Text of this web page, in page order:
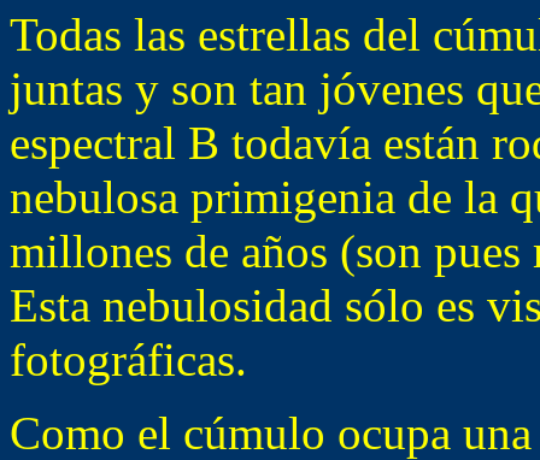
Todas las estrellas del
juntas y son tan jóvenes
espectral B todavía están
nebulosa primigenia de la
millones de años (son
Esta nebulosidad sólo es
fotográficas.
Como el cúmulo ocupa